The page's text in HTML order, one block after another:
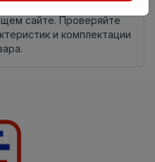
сайте. Проверяйте
и комплектации